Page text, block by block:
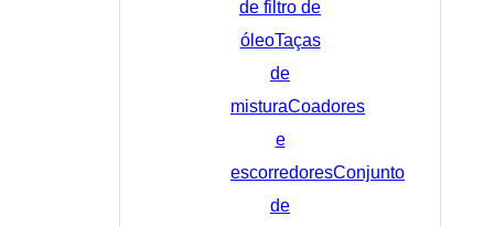
de filtro de
óleoTaças
de
misturaCoadores
e
escorredoresConjunto
de